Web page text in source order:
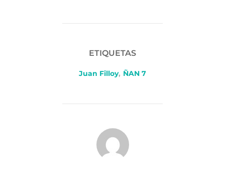
ETIQUETAS
Juan Filloy, ÑAN 7
AUTOR DE LA PUBLICACIÓN